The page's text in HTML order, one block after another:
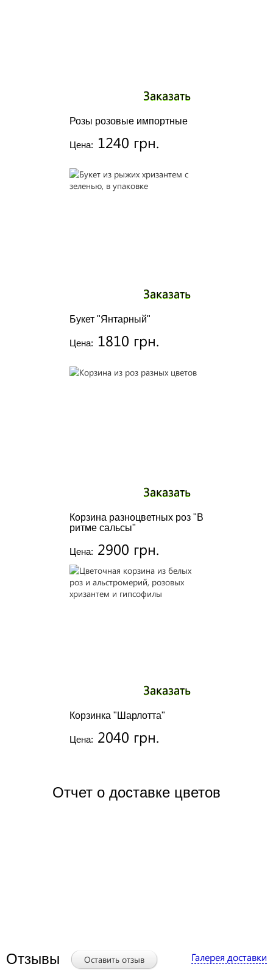
Розы розовые импортные
Цена: 1240 грн.
Заказать
Букет "Янтарный"
Цена: 1810 грн.
Заказать
Корзина разноцветных роз "В
ритме сальсы"
Цена: 2900 грн.
Заказать
Корзинка "Шарлотта"
Цена: 2040 грн.
Заказать
Отчет о доставке цветов
Галерея доставки
Отзывы Оставить отзыв